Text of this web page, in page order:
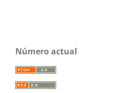
Número actual